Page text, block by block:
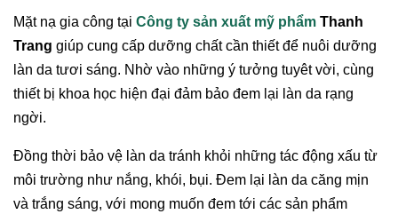
Mặt nạ gia công tại Công ty sản xuất mỹ phẩm Thanh
Trang giúp cung cấp dưỡng chất cần thiết để nuôi dưỡng
làn da tươi sáng. Nhờ vào những ý tưởng tuyêt vời, cùng
thiết bị khoa học hiện đại đảm bảo đem lại làn da rạng
ngời.
Đồng thời bảo vệ làn da tránh khỏi những tác động xấu từ
môi trường như nắng, khói, bụi. Đem lại làn da căng mịn
và trắng sáng, với mong muốn đem tới các sản phẩm